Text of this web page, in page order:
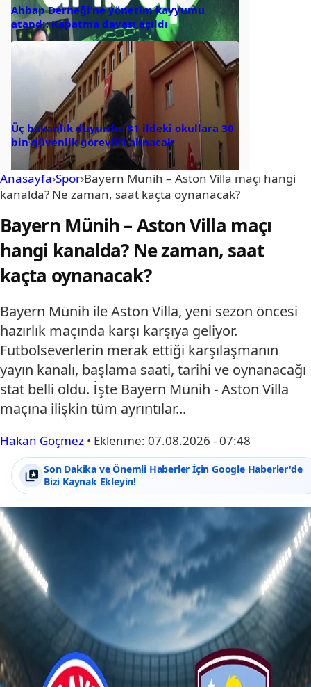
Ahbap Derneği’ne yönetim kayyumu
atandı: Kapatma davası açıldı
Üç bakanlık duyurdu: 81 ildeki okullara 30
bin güvenlik görevlisi alınacak
Anasayfa›Spor›Bayern Münih – Aston Villa maçı hangi
kanalda? Ne zaman, saat kaçta oynanacak?
Bayern Münih – Aston Villa maçı
hangi kanalda? Ne zaman, saat
kaçta oynanacak?
Bayern Münih ile Aston Villa, yeni sezon öncesi
hazırlık maçında karşı karşıya geliyor.
Futbolseverlerin merak ettiği karşılaşmanın
yayın kanalı, başlama saati, tarihi ve oynanacağı
stat belli oldu. İşte Bayern Münih - Aston Villa
maçına ilişkin tüm ayrıntılar...
Hakan Göçmez • Eklenme: 07.08.2026 - 07:48
Son Dakika ve Önemli Haberler İçin Google Haberler'de
Bizi Kaynak Ekleyin!